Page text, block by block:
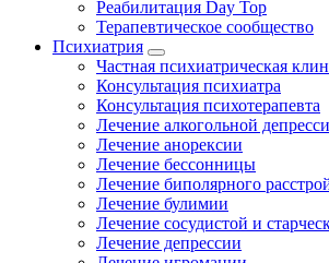
Реабилитация Day Top
Терапевтическое сообщество
Психиатрия
Частная психиатрическая
Консультация психиатра
Консультация психотерапевта
Лечение алкогольной
Лечение анорексии
Лечение бессонницы
Лечение биполярного
Лечение булимии
Лечение сосудистой и
Лечение депрессии